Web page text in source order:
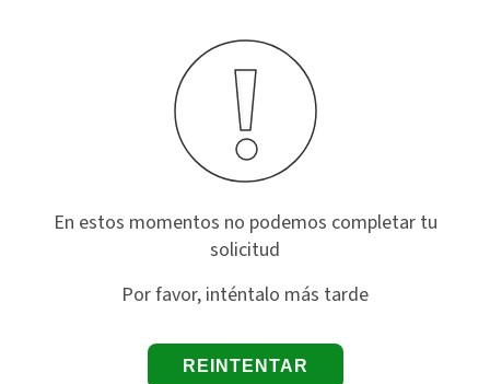
En estos momentos no podemos completar tu
solicitud
Por favor, inténtalo más tarde
REINTENTAR